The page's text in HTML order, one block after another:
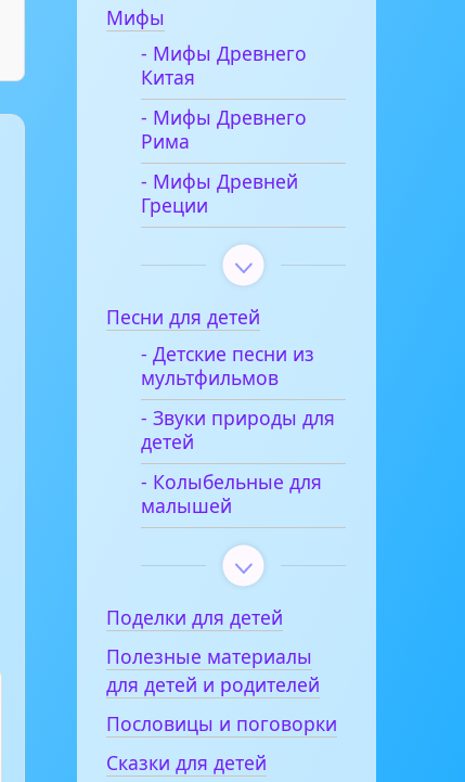
Мифы
- Мифы Древнего
Китая
- Мифы Древнего
Рима
- Мифы Древней
Греции
Песни для детей
- Детские песни из
мультфильмов
- Звуки природы для
детей
- Колыбельные для
малышей
Поделки для детей
Полезные материалы
для детей и родителей
Пословицы и поговорки
Сказки для детей